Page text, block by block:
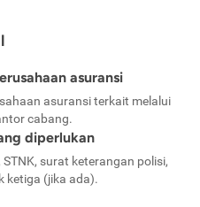
asuransi
asuransi terkait melalui
cabang.
diperlukan
STNK, surat keterangan polisi,
ketiga (jika ada).